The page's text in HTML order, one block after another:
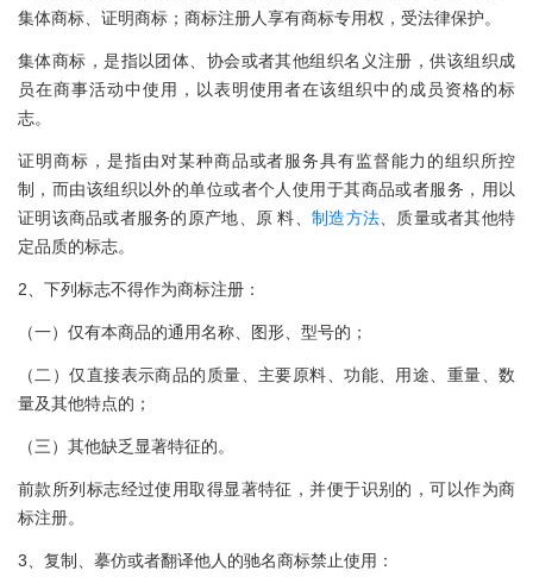
集体商标、证明商标；商标注册人享有商标专用权，受法律保护。
集体商标，是指以团体、协会或者其他组织名义注册，供该组织成
员在商事活动中使用，以表明使用者在该组织中的成员资格的标
志。
证明商标，是指由对某种商品或者服务具有监督能力的组织所控
制，而由该组织以外的单位或者个人使用于其商品或者服务，用以
证明该商品或者服务的原产地、原 料、 制造方法 、质量或者其他特
定品质的标志。
2、下列标志不得作为商标注册：
（一）仅有本商品的通用名称、图形、型号的；
（二）仅直接表示商品的质量、主要原料、功能、用途、重量、数
量及其他特点的；
（三）其他缺乏显著特征的。
前款所列标志经过使用取得显著特征，并便于识别的，可以作为商
标注册。
3、复制、摹仿或者翻译他人的驰名商标禁止使用：